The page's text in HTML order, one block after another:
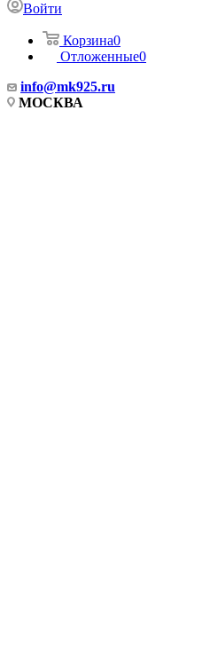
Войти
Корзина0
Отложенные0
info@mk925.ru
МОСКВА